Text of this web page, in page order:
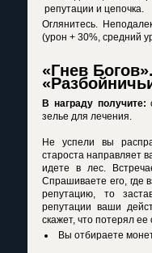
репутации и цепочка.
Оглянитесь.
(урон + 30%, средний
«Гнев
В награду получите:
зелье для лечения.
Не успели вы
староста направляет
идете в лес.
Спрашиваете его, где
репутацию, то
репутации ваши
скажет, что потерял
Вы отбираете